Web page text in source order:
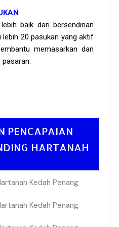
baik dari bersendirian
lebih 20 pasukan yang aktif
memasarkan dan
PENCAPAIAN
HARTANAH